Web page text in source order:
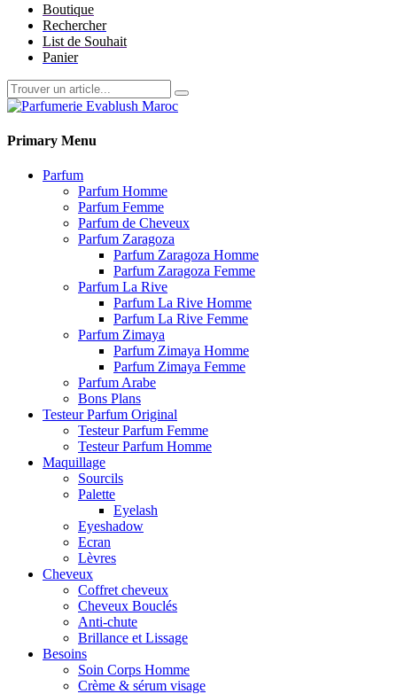
Boutique
Rechercher
List de Souhait
Panier
Primary Menu
Parfum
Parfum Homme
Parfum Femme
Parfum de Cheveux
Parfum Zaragoza
Parfum Zaragoza Homme
Parfum Zaragoza Femme
Parfum La Rive
Parfum La Rive Homme
Parfum La Rive Femme
Parfum Zimaya
Parfum Zimaya Homme
Parfum Zimaya Femme
Parfum Arabe
Bons Plans
Testeur Parfum Original
Testeur Parfum Femme
Testeur Parfum Homme
Maquillage
Sourcils
Palette
Eyelash
Eyeshadow
Ecran
Lèvres
Cheveux
Coffret cheveux
Cheveux Bouclés
Anti-chute
Brillance et Lissage
Besoins
Soin Corps Homme
Crème & sérum visage